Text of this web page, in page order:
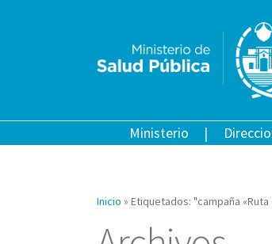
Ministerio
Inicio » Etiquetados: "campaña «Ruta